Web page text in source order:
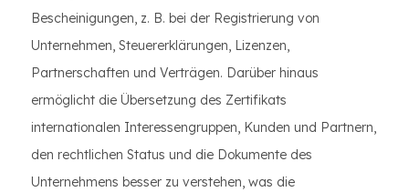
Bescheinigungen, z. B. bei der Registrierung von
Unternehmen, Steuererklärungen, Lizenzen,
Partnerschaften und Verträgen. Darüber hinaus
ermöglicht die Übersetzung des Zertifikats
internationalen Interessengruppen, Kunden und Partnern,
den rechtlichen Status und die Dokumente des
Unternehmens besser zu verstehen, was die